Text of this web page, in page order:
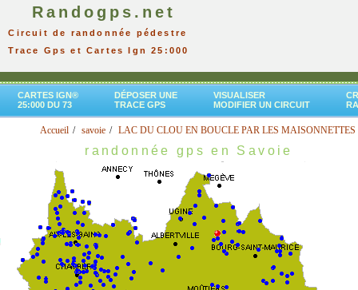
Randogps.net
Circuit de randonnée pédestre
Trace Gps et Cartes Ign 25:000
CARTES IGN®
25:000 DU 73
DÉPOSER UNE
TRACE GPS
VISUALISER
MODIFIER UN CIRCUIT
Accueil savoie LAC DU CLOU EN BOUCLE PAR LES MAISONNETTES
randonnée gps en Savoie